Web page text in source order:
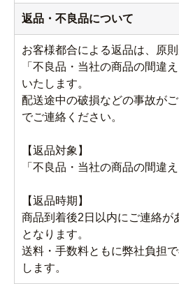
返品・不良品について
お客様都合による返品は、原則
「不良品・当社の商品の間違
いたします。
配送途中の破損などの事故が
でご連絡ください。
【返品対象】
「不良品・当社の商品の間違
【返品時期】
商品到着後2日以内にご連絡が
となります。
送料・手数料ともに弊社負担
します。